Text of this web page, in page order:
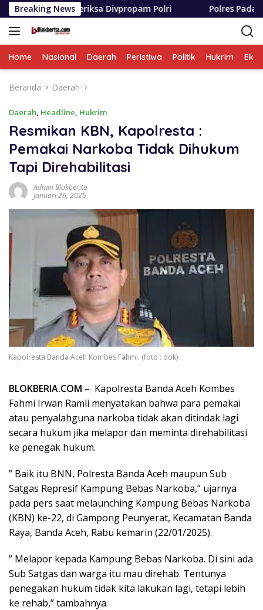
Langsung
ke
konten
Breaking News
Divpropam Polri Polres Padang Lawas Utara
Home Nasional Daerah Peristiwa Politik Hukrim
Beranda Daerah
Daerah, Headline, Hukrim
Resmikan KBN, Kapolresta :
Pemakai Narkoba Tidak Dihukum
Tapi Direhabilitasi
Admin Blokberita
Januari 26, 2025
Kapolresta Banda Aceh Kombes Fahmi. (foto : dok)
BLOKBERIA.COM – Kapolresta Banda Aceh Kombes
Fahmi Irwan Ramli menyatakan bahwa para pemakai
atau penyalahguna narkoba tidak akan ditindak lagi
secara hukum jika melapor dan meminta direhabilitasi
ke penegak hukum.
” Baik itu BNN, Polresta Banda Aceh maupun Sub
Satgas Represif Kampung Bebas Narkoba,” ujarnya
pada pers saat melaunching Kampung Bebas Narkoba
(KBN) ke-22, di Gampong Peunyerat, Kecamatan Banda
Raya, Banda Aceh, Rabu kemarin (22/01/2025).
” Melapor kepada Kampung Bebas Narkoba. Di sini ada
Sub Satgas dan warga itu mau direhab. Tentunya
penegakan hukum tidak kita lakukan lagi, tetapi lebih
ke rehab,” tambahnya.